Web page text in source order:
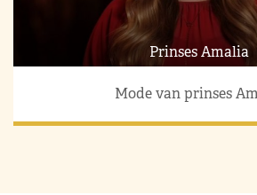
Prinses Amalia
Mode van prinses